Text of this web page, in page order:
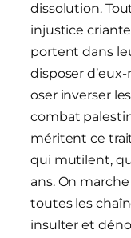
dissolution.
injustice
portent dans
disposer
oser inverser
combat
méritent ce
qui mutilent,
ans. On
toutes les
insulter et